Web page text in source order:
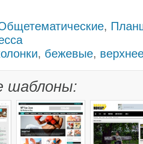
,
, бежевые,
шаблоны: